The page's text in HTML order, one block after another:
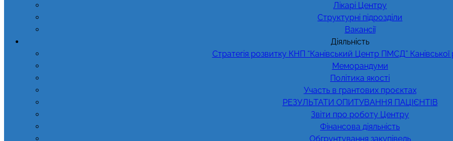
Лікарі Центру
Структурні підрозділи
Вакансії
Діяльність
Стратегія розвитку КНП “Канівський Центр ПМСД”
Меморандуми
Політика якості
Участь в грантових проєктах
РЕЗУЛЬТАТИ ОПИТУВАННЯ ПАЦІЄНТІВ
Звіти про роботу Центру
Фінансова діяльність
Обгрунтування закупівель